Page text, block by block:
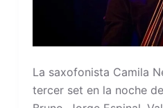
La saxofonista Camila
tercer set en la noche